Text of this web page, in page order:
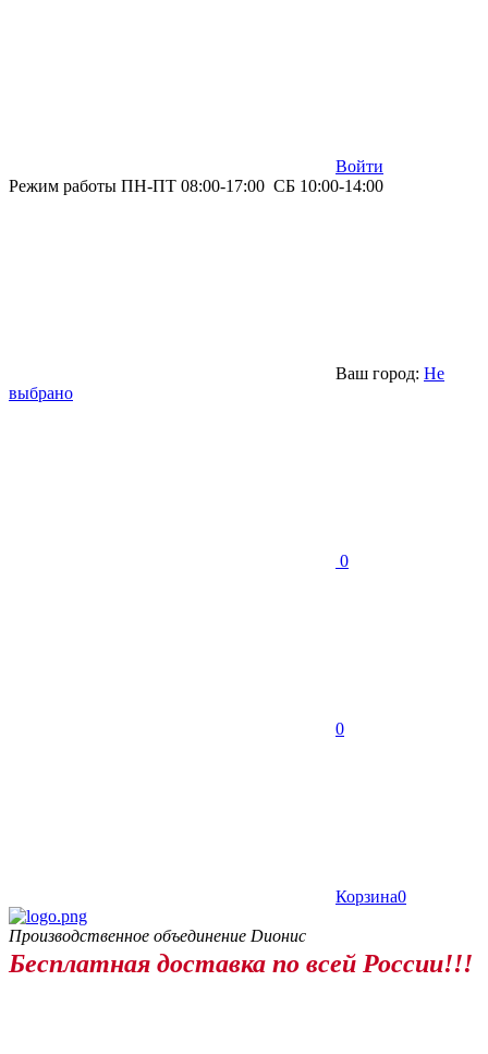
Войти
Режим работы ПН-ПТ 08:00-17:00 СБ 10:00-14:00
Ваш город: Не
выбрано
0
0
Корзина0
Производственное объединение Dионис
Бесплатная доставка по всей России!!!